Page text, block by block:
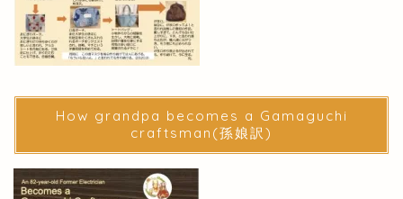
How grandpa becomes a Gamaguchi
craftsman(孫娘訳)